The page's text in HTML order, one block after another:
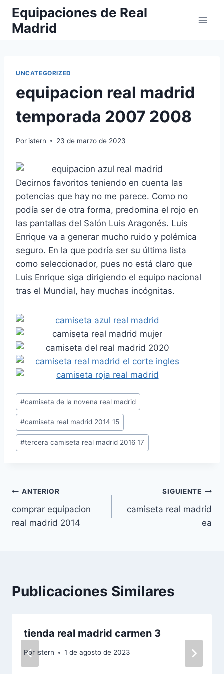
Saltar
contenido
Equipaciones de Real
Madrid
UNCATEGORIZED
equipacion real madrid
temporada 2007 2008
Por istern 23 de marzo de 2023
Decirnos favoritos teniendo en cuenta las
potencias que hay no me parece. Como no
podía ser de otra forma, predomina el rojo en
las pantallas del Salón Luis Aragonés. Luis
Enrique va a generar mucho ruido y polémica
seguro. En la que podría ser su última lista
como seleccionador, pues no está claro que
Luis Enrique siga dirigiendo el equipo nacional
tras el Mundial, hay muchas incógnitas.
Etiquetas
de
la
entrada:
#camiseta de la novena real madrid
#camiseta real madrid 2014 15
#tercera camiseta real madrid 2016 17
Navegación
de
ANTERIOR
comprar equipacion
real madrid 2014
SIGUIENTE
camiseta real madrid
ea
Publicaciones Similares
tienda real madrid carmen 3
Por istern 1 de agosto de 2023